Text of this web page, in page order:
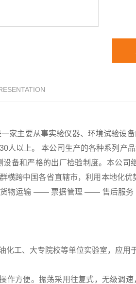
家主要从事实验仪器、环境试验设
人以上。 本公司生产的各种系列产
设备和严格的出厂检验制度。本公
横跨中国各省直辖市，利用本地化
运输 —— 票据管理 —— 售后服务（
化工、大专院校等单位实验室，应用
作方便。振荡采用往复式，无级调